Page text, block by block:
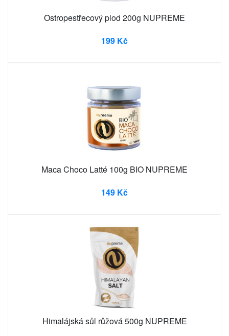
Ostropestřecový plod 200g NUPREME
199 Kč
Maca Choco Latté 100g BIO NUPREME
149 Kč
Himalájská sůl růžová 500g NUPREME